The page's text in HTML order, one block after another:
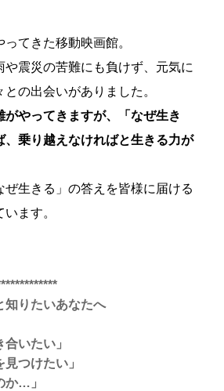
てきた移動映画館。
や震災の苦難にも負けず、元気に
の出会いがありました。
がやってきますが、「なぜ生き
、乗り越えなければと生きる力が
ぜ生きる」の答えを皆様に届ける
ます。
知りたいあなたへ
合いたい」
見つけたい」
か…」